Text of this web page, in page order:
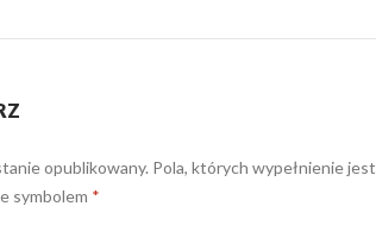
opublikowany. Pola, których wypełnienie jest
symbolem *